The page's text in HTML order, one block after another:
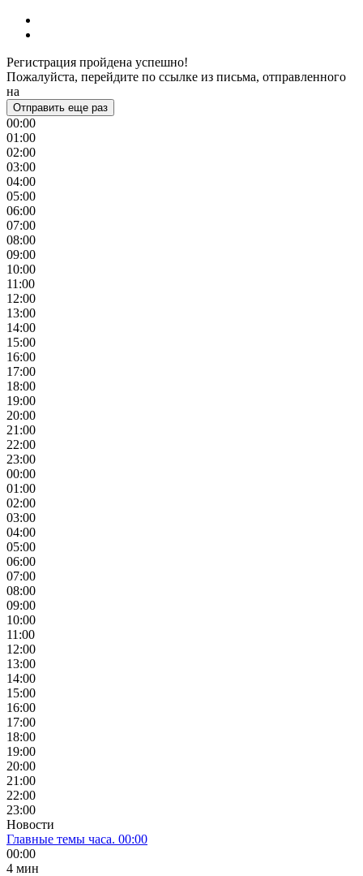
Регистрация пройдена успешно!
Пожалуйста, перейдите по ссылке из письма, отправленного
на
Отправить еще раз
00:00
01:00
02:00
03:00
04:00
05:00
06:00
07:00
08:00
09:00
10:00
11:00
12:00
13:00
14:00
15:00
16:00
17:00
18:00
19:00
20:00
21:00
22:00
23:00
00:00
01:00
02:00
03:00
04:00
05:00
06:00
07:00
08:00
09:00
10:00
11:00
12:00
13:00
14:00
15:00
16:00
17:00
18:00
19:00
20:00
21:00
22:00
23:00
Новости
Главные темы часа. 00:00
00:00
4 мин